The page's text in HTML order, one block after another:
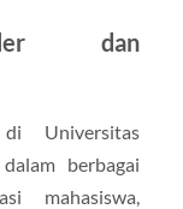
dan
Universitas
berbagai
mahasiswa,